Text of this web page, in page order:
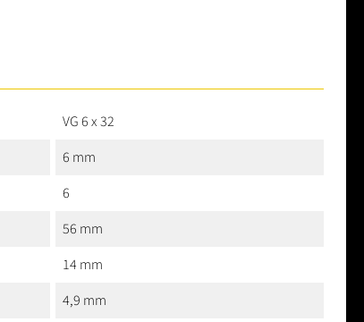
VG 6 x 32
6 mm
6
56 mm
14 mm
4,9 mm